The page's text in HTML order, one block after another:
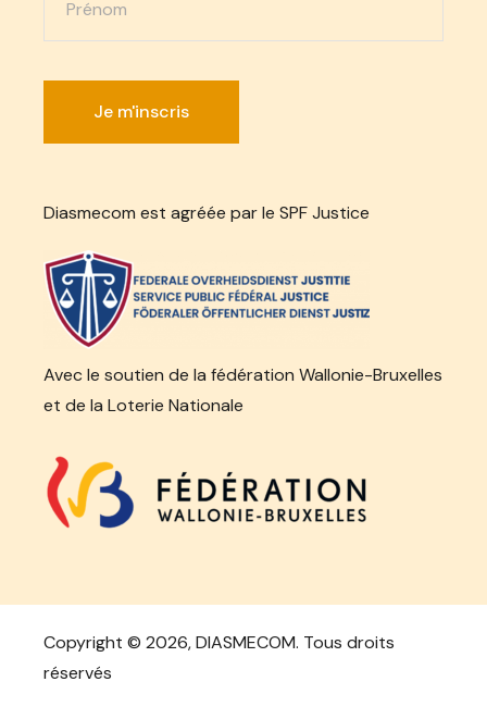
Diasmecom est agréée par le SPF Justice
Avec le soutien de la fédération Wallonie-Bruxelles
et de la Loterie Nationale
Copyright ©2026, DIASMECOM. Tous droits
réservés